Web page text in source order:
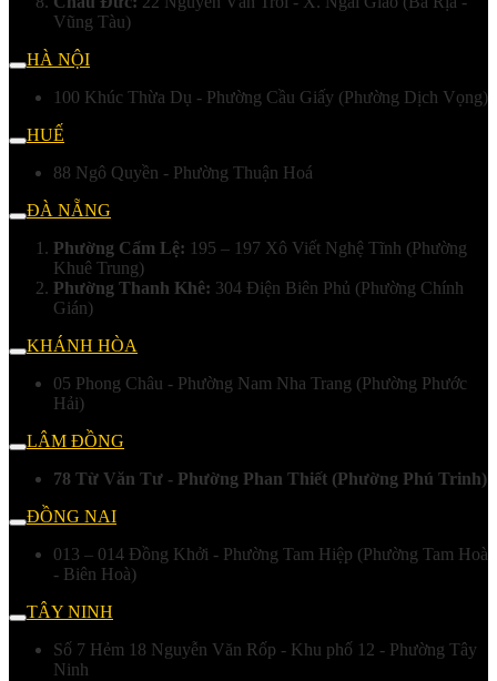
Vũng Tàu)
HÀ NỘI
100 Khúc Thừa Dụ - Phường Cầu Giấy (Phường Dịch Vọng)
HUẾ
88 Ngô Quyền - Phường Thuận Hoá
ĐÀ NẴNG
Phường Cẩm Lệ: 195 – 197 Xô Viết Nghệ Tĩnh (Phường
Khuê Trung)
Phường Thanh Khê: 304 Điện Biên Phủ (Phường Chính
Gián)
KHÁNH HÒA
05 Phong Châu - Phường Nam Nha Trang (Phường Phước
Hải)
LÂM ĐỒNG
78 Từ Văn Tư - Phường Phan Thiết (Phường Phú Trinh)
ĐỒNG NAI
013 – 014 Đồng Khởi - Phường Tam Hiệp (Phường Tam Hoà
- Biên Hoà)
TÂY NINH
Số 7 Hẻm 18 Nguyễn Văn Rốp - Khu phố 12 - Phường Tây
Ninh